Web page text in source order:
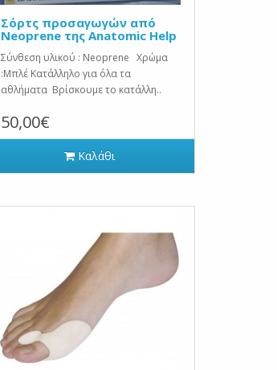
Σόρτς προσαγωγών από
Neoprene της Anatomic Help
Σύνθεση υλικού : Neoprene Χρώμα
:Μπλέ Κατάλληλο για όλα τα
αθλήματα Βρίσκουμε το κατάλλη..
50,00€
Καλάθι